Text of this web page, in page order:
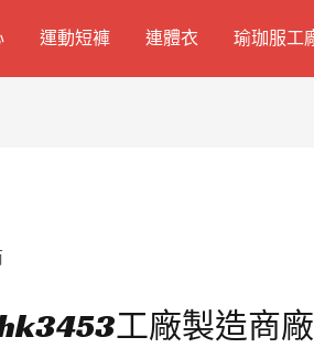
運動短褲 連體衣 瑜珈服工
工廠製造商